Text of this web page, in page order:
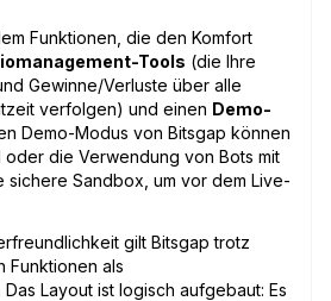
Funktionen, die den Komfort
Tools (die Ihre
Gewinne/Verluste über alle
verfolgen) und einen Demo-
Demo-Modus von Bitsgap können
die Verwendung von Bots mit
sichere Sandbox, um vor dem Live-
gilt Bitsgap trotz
Funktionen als
. Das Layout ist logisch aufgebaut: Es